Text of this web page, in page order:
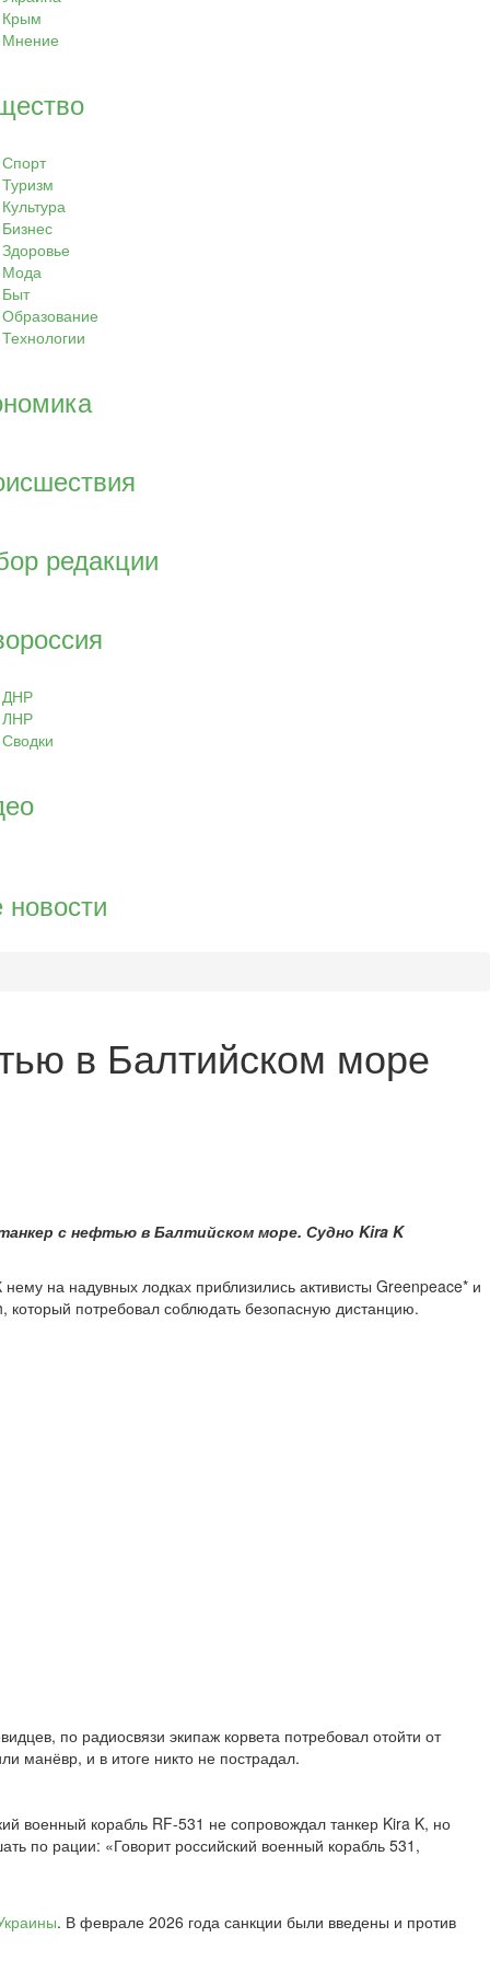
Крым
Мнение
Спорт
Туризм
Культура
Бизнес
Здоровье
Мода
Быт
Образование
Технологии
редакции
ДНР
ЛНР
Сводки
новости
в Балтийском море
с нефтью в Балтийском море. Судно Kira K
на надувных лодках приблизились активисты Greenpeace* и
который потребовал соблюдать безопасную дистанцию.
по радиосвязи экипаж корвета потребовал отойти от
манёвр, и в итоге никто не пострадал.
военный корабль RF-531 не сопровождал танкер Kira K, но
по рации: «Говорит российский военный корабль 531,
. В феврале 2026 года санкции были введены и против